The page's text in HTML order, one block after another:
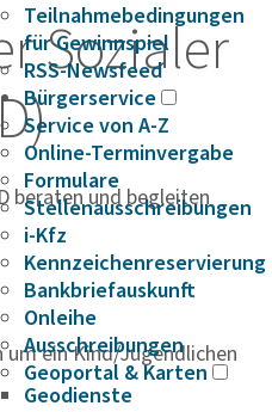
Teilnahmebedingungen
für Gewinnspiel
RSS-Newsfeed
Bürgerservice
Service von A-Z
Online-Terminvergabe
Formulare
Stellenausschreibungen
i-Kfz
Kennzeichenreservierung
Bankbriefauskunft
Onleihe
Ausschreibungen
Geoportal & Karten
Geodienste
Sozi­aler
beraten und begleiten
um ein Kind/Jugendlichen